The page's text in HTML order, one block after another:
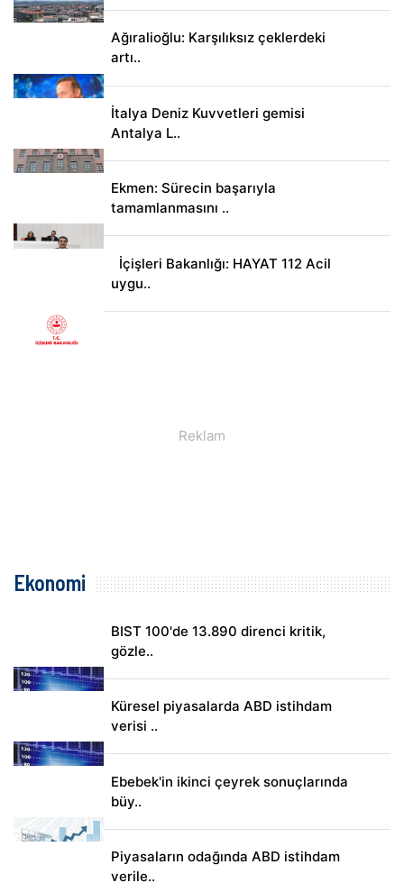
Ağıralioğlu: Karşılıksız çeklerdeki
artı..
İtalya Deniz Kuvvetleri gemisi
Antalya L..
Ekmen: Sürecin başarıyla
tamamlanmasını ..
İçişleri Bakanlığı: HAYAT 112 Acil
uygu..
Ekonomi
BIST 100'de 13.890 direnci kritik,
gözle..
Küresel piyasalarda ABD istihdam
verisi ..
Ebebek'in ikinci çeyrek sonuçlarında
büy..
Piyasaların odağında ABD istihdam
verile..